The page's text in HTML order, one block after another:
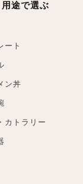
途で選ぶ
ート
ン丼
カトラリー